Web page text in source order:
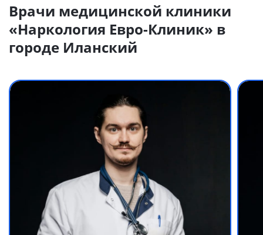
Врачи медицинской клиники
«Наркология Евро-Клиник» в
городе Иланский